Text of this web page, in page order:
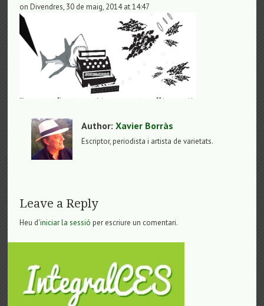
on Divendres, 30 de maig, 2014 at 14:47
Author:Xavier Borràs
Escriptor, periodista i artista de varietats.
Leave a Reply
Heu d'iniciar la sessió per escriure un comentari.